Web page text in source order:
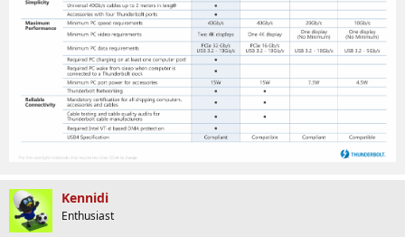
Kennidi
Enthusiast